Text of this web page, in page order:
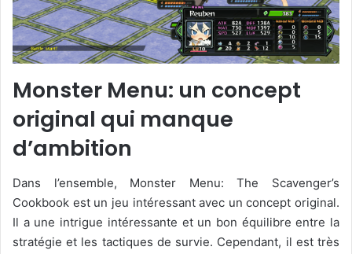
Monster Menu: un concept
original qui manque
d’ambition
Dans l’ensemble, Monster Menu: The Scavenger’s
Cookbook est un jeu intéressant avec un concept original.
Il a une intrigue intéressante et un bon équilibre entre la
stratégie et les tactiques de survie. Cependant, il est très